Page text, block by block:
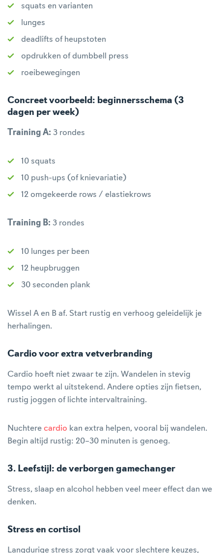
squats en varianten
lunges
deadlifts of heupstoten
opdrukken of dumbbell press
roeibewegingen
Concreet voorbeeld: beginnersschema (3
dagen per week)
Training A: 3 rondes
10 squats
10 push-ups (of knievariatie)
12 omgekeerde rows / elastiekrows
Training B: 3 rondes
10 lunges per been
12 heupbruggen
30 seconden plank
Wissel A en B af. Start rustig en verhoog geleidelijk je
herhalingen.
Cardio voor extra vetverbranding
Cardio hoeft niet zwaar te zijn. Wandelen in stevig
tempo werkt al uitstekend. Andere opties zijn fietsen,
rustig joggen of lichte intervaltraining.
Nuchtere cardio kan extra helpen, vooral bij wandelen.
Begin altijd rustig: 20–30 minuten is genoeg.
3. Leefstijl: de verborgen gamechanger
Stress, slaap en alcohol hebben veel meer effect dan we
denken.
Stress en cortisol
Langdurige stress zorgt vaak voor slechtere keuzes,